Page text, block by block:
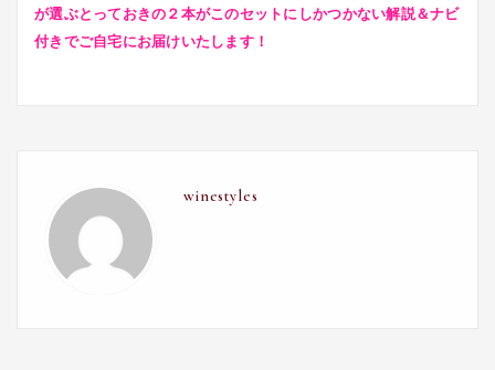
が選ぶとっておきの２本がこのセットにしかつかない解説＆ナビ
付きでご自宅にお届けいたします！
winestyles